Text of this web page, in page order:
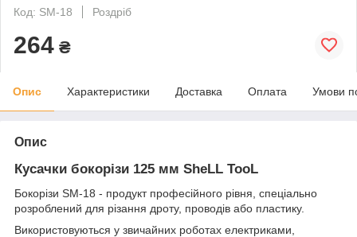
Код: SM-18
Роздріб
264 ₴
Опис Характеристики Доставка Оплата Умови
Опис
Кусачки бокорізи 125 мм SheLL TooL
Бокорізи SM-18 - продукт професійного рівня, спеціально
розроблений для різання дроту, проводів або пластику.
Використовуються у звичайних роботах електриками,